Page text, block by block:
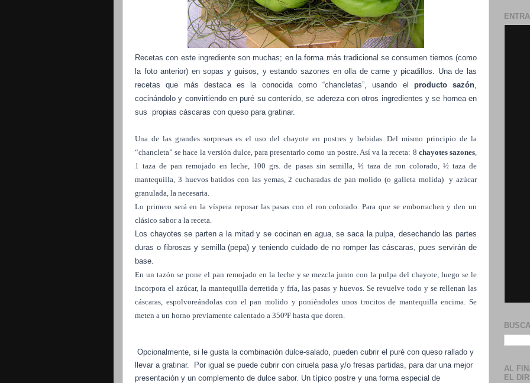
Recetas con este ingrediente son muchas; en la forma más tradicional se consumen tiernos (como
la foto anterior) en sopas y guisos, y estando sazones en olla de carne y picadillos. Una de las
recetas que más destaca es la conocida como “chancletas”, usando el producto sazón,
cocinándolo y convirtiendo en puré su contenido, se adereza con otros ingredientes y se hornea en
sus propias cáscaras con queso para gratinar.
Una de las grandes sorpresas es el uso del chayote en postres y bebidas. Del mismo principio de la
“chancleta” se hace la versión dulce, para presentarlo como un postre. Así va la receta: 8 chayotes sazones,
1 taza de pan remojado en leche, 100 grs. de pasas sin semilla, ½ taza de ron colorado, ½ taza de
mantequilla, 3 huevos batidos con las yemas, 2 cucharadas de pan molido (o galleta molida)
y azúcar
granulada, la necesaria.
Lo primero será en la víspera reposar las pasas con el ron colorado. Para que se emborrachen y den un
clásico sabor a la receta.
Los chayotes se parten a la mitad y se cocinan en agua, se saca la pulpa, desechando las partes
duras o fibrosas y semilla (pepa) y teniendo cuidado de no romper las cáscaras, pues servirán de
base.
En un tazón se pone el pan remojado en la leche y se mezcla junto con la pulpa del chayote, luego se le
incorpora el azúcar, la mantequilla derretida y fría, las pasas y huevos. Se revuelve todo y se rellenan las
cáscaras, espolvoreándolas con el pan molido y poniéndoles unos trocitos de mantequilla encima. Se
meten a un horno previamente calentado a 350ºF hasta que doren.
Opcionalmente, si le gusta la combinación dulce-salado, pueden cubrir el puré con queso rallado y
llevar a gratinar.
Por igual se puede cubrir con ciruela pasa y/o fresas partidas, para dar una mejor
presentación y un complemento de dulce sabor. Un típico postre y una forma especial de
AL
EL